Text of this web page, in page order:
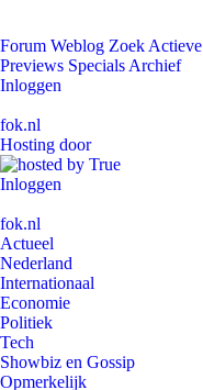
Forum Weblog Zoek
Previews Specials Archief
Inloggen
fok.nl
Hosting door
Inloggen
fok.nl
Actueel
Nederland
Internationaal
Economie
Politiek
Tech
Showbiz en Gossip
Opmerkelijk